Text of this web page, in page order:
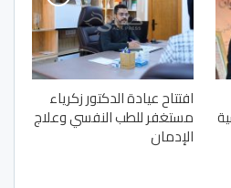
افتتاح عيادة الدكتور زكرياء
مستغفر للطب النفسي وعلاج
الإدمان